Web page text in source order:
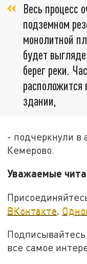
Весь процесс
подземном
монолитной
будет
берег реки.
здании,
- подчеркнули в
Кемерово.
Уважаемые
ВКонтакте,
Подписывайтесь
все самое